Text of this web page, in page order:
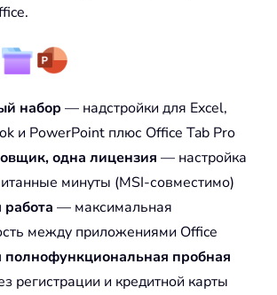
набор — надстройки для Excel,
и PowerPoint плюс Office Tab Pro
одна лицензия — настройка
минуты (MSI-совместимо)
— максимальная
между приложениями Office
пробная
регистрации и кредитной карты